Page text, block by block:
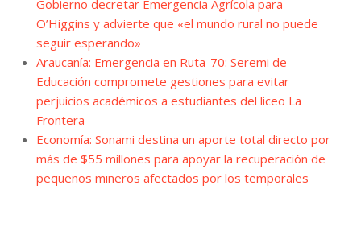
Gobierno decretar Emergencia Agrícola para
O’Higgins y advierte que «el mundo rural no puede
seguir esperando»
Araucanía: Emergencia en Ruta-70: Seremi de
Educación compromete gestiones para evitar
perjuicios académicos a estudiantes del liceo La
Frontera
Economía: Sonami destina un aporte total directo por
más de $55 millones para apoyar la recuperación de
pequeños mineros afectados por los temporales